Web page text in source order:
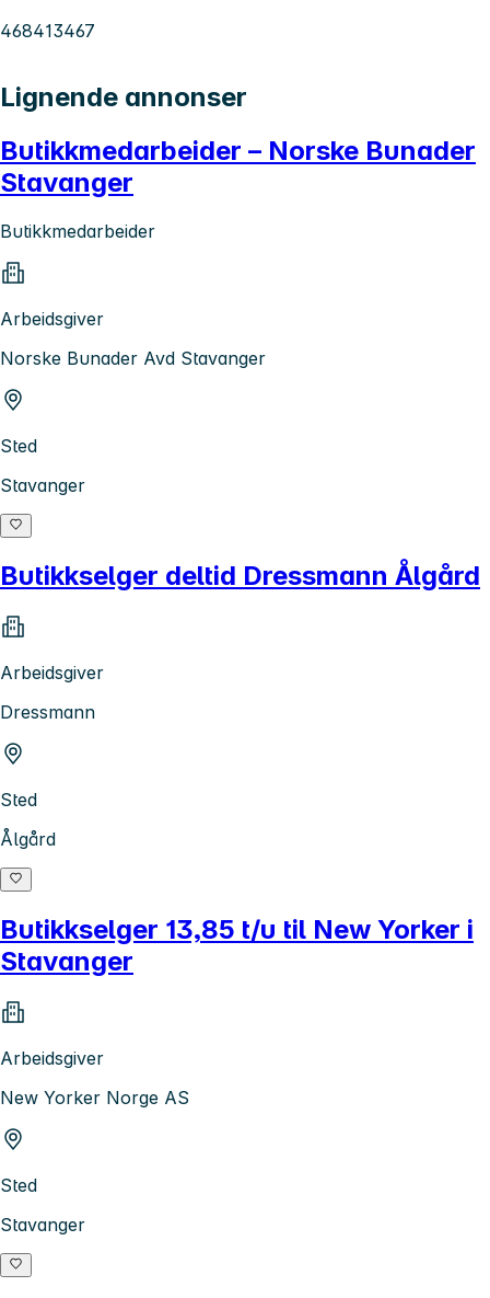
468413467
Lignende annonser
Butikkmedarbeider – Norske Bunader
Stavanger
Butikkmedarbeider
Arbeidsgiver
Norske Bunader Avd Stavanger
Sted
Stavanger
Butikkselger deltid Dressmann Ålgård
Arbeidsgiver
Dressmann
Sted
Ålgård
Butikkselger 13,85 t/u til New Yorker i
Stavanger
Arbeidsgiver
New Yorker Norge AS
Sted
Stavanger